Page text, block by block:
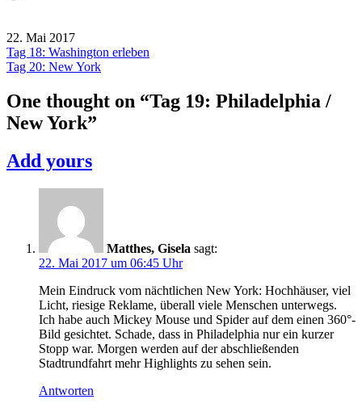
22. Mai 2017
USA
Beitragsnavigation
Tag 18: Washington erleben
Tag 20: New York
One thought on “Tag 19: Philadelphia /
New York”
Add yours
Matthes, Gisela sagt:
22. Mai 2017 um 06:45 Uhr
Mein Eindruck vom nächtlichen New York: Hochhäuser, viel
Licht, riesige Reklame, überall viele Menschen unterwegs.
Ich habe auch Mickey Mouse und Spider auf dem einen 360°-
Bild gesichtet. Schade, dass in Philadelphia nur ein kurzer
Stopp war. Morgen werden auf der abschließenden
Stadtrundfahrt mehr Highlights zu sehen sein.
Antworten